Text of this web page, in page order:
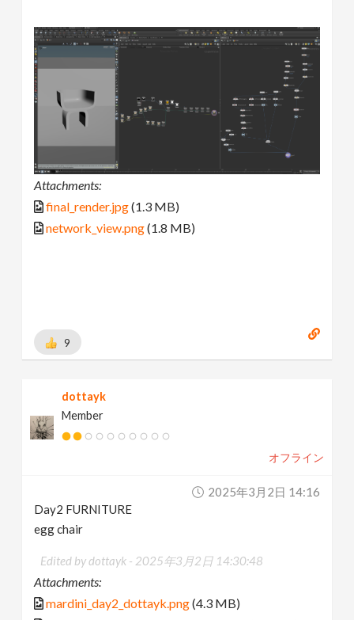
Attachments:
final_render.jpg(1.3 MB)
network_view.png(1.8 MB)
9
dottayk
Member
オフライン
2025年3月2日 14:16
Day2 FURNITURE
egg chair
Edited by dottayk - 2025年3月2日 14:30:48
Attachments:
mardini_day2_dottayk.png(4.3 MB)